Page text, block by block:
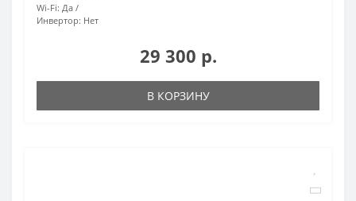
Wi-Fi: Да
Инвертор: Нет
29 300 р.
В КОРЗИНУ